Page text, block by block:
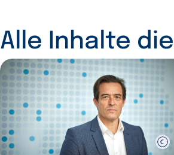
Alle Inhalte